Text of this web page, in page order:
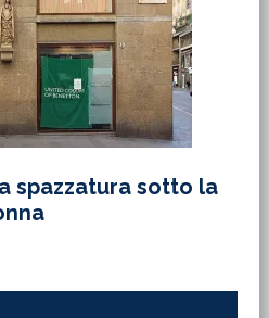
spazzatura sotto la